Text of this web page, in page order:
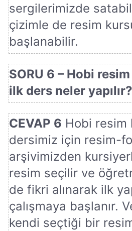
sergilerimizde
çizimle de resim
başlanabilir.
SORU 6 – Hobi
ilk ders neler yapılır?
CEVAP 6 Hobi resim
dersimiz için resim-
arşivimizden
resim seçilir ve
de fikri alınarak ilk
çalışmaya başlanır.
kendi seçtiği bir